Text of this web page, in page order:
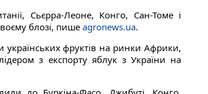
Сьєрра-Леоне, Конго, Сан-Томе і
блозі, пише agronews.ua.
українських фруктів на ринки Африки,
з експорту яблук з України на